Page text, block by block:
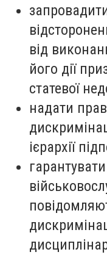
від
його дії
статевої
надати
ієрархії